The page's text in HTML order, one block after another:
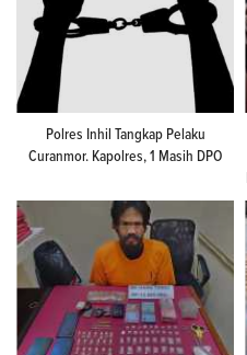
Polres Inhil Tangkap Pelaku
Curanmor. Kapolres, 1 Masih DPO